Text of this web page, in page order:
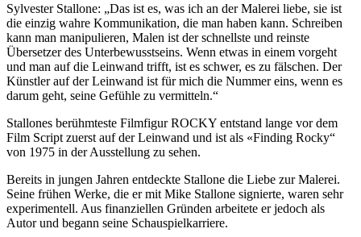
Sylvester Stallone: „Das ist es, was ich an der Malerei liebe, sie ist
die einzig wahre Kommunikation, die man haben kann. Schreiben
kann man manipulieren, Malen ist der schnellste und reinste
Übersetzer des Unterbewusstseins. Wenn etwas in einem vorgeht
und man auf die Leinwand trifft, ist es schwer, es zu fälschen. Der
Künstler auf der Leinwand ist für mich die Nummer eins, wenn es
darum geht, seine Gefühle zu vermitteln.“
Stallones berühmteste Filmfigur ROCKY entstand lange vor dem
Film Script zuerst auf der Leinwand und ist als «Finding Rocky“
von 1975 in der Ausstellung zu sehen.
Bereits in jungen Jahren entdeckte Stallone die Liebe zur Malerei.
Seine frühen Werke, die er mit Mike Stallone signierte, waren sehr
experimentell. Aus finanziellen Gründen arbeitete er jedoch als
Autor und begann seine Schauspielkarriere.